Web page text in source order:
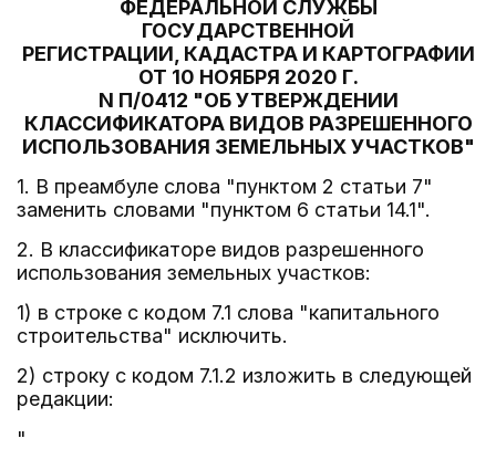
ФЕДЕРАЛЬНОЙ СЛУЖБЫ
ГОСУДАРСТВЕННОЙ
РЕГИСТРАЦИИ, КАДАСТРА И КАРТОГРАФИИ
ОТ 10 НОЯБРЯ 2020 Г.
N П/0412 "ОБ УТВЕРЖДЕНИИ
КЛАССИФИКАТОРА ВИДОВ РАЗРЕШЕННОГО
ИСПОЛЬЗОВАНИЯ ЗЕМЕЛЬНЫХ УЧАСТКОВ"
1. В преамбуле слова "пунктом 2 статьи 7"
заменить словами "пунктом 6 статьи 14.1".
2. В классификаторе видов разрешенного
использования земельных участков:
1) в строке с кодом 7.1 слова "капитального
строительства" исключить.
2) строку с кодом 7.1.2 изложить в следующей
редакции:
"